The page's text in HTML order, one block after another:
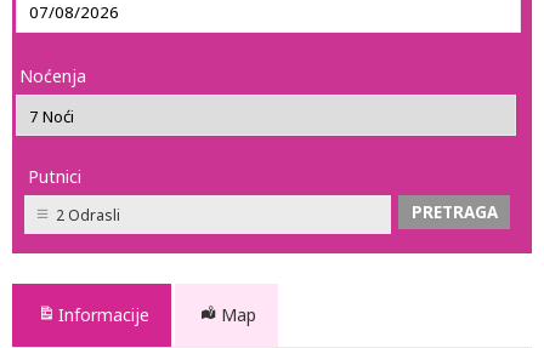
Noćenja
Putnici
2 Odrasli
Informacije Map